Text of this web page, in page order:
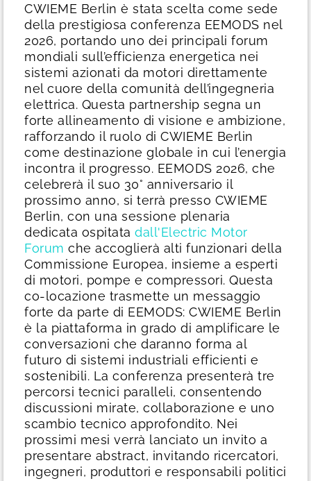
CWIEME Berlin è stata scelta come sede
della prestigiosa conferenza EEMODS nel
2026, portando uno dei principali forum
mondiali sull’efficienza energetica nei
sistemi azionati da motori direttamente
nel cuore della comunità dell’ingegneria
elettrica. Questa partnership segna un
forte allineamento di visione e ambizione,
rafforzando il ruolo di CWIEME Berlin
come destinazione globale in cui l’energia
incontra il progresso. EEMODS 2026, che
celebrerà il suo 30° anniversario il
prossimo anno, si terrà presso CWIEME
Berlin, con una sessione plenaria
dedicata ospitata dall'Electric Motor
Forum che accoglierà alti funzionari della
Commissione Europea, insieme a esperti
di motori, pompe e compressori. Questa
co-locazione trasmette un messaggio
forte da parte di EEMODS: CWIEME Berlin
è la piattaforma in grado di amplificare le
conversazioni che daranno forma al
futuro di sistemi industriali efficienti e
sostenibili. La conferenza presenterà tre
percorsi tecnici paralleli, consentendo
discussioni mirate, collaborazione e uno
scambio tecnico approfondito. Nei
prossimi mesi verrà lanciato un invito a
presentare abstract, invitando ricercatori,
ingegneri, produttori e responsabili politici